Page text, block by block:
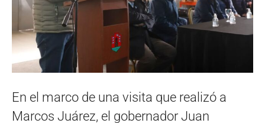
En el marco de una visita que realizó a
Marcos Juárez, el gobernador Juan